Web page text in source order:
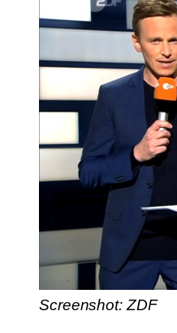
Screenshot: ZDF